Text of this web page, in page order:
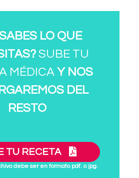
LO QUE
SUBE TU
MÉDICA Y NOS
DEL
RESTO
TU RECETA
debe ser en formato pdf. o jpg.